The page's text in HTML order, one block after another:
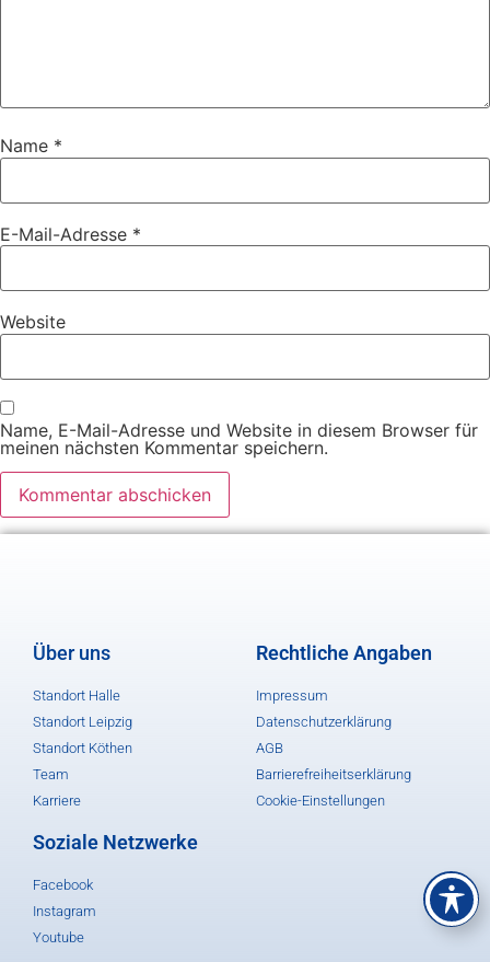
Name *
E-Mail-Adresse *
Website
Name, E-Mail-Adresse und Website in diesem Browser für
meinen nächsten Kommentar speichern.
Über uns
Standort Halle
Standort Leipzig
Standort Köthen
Team
Karriere
Rechtliche Angaben
Impressum
Datenschutzerklärung
AGB
Barrierefreiheitserklärung
Cookie-Einstellungen
Soziale Netzwerke
Facebook
Instagram
Youtube